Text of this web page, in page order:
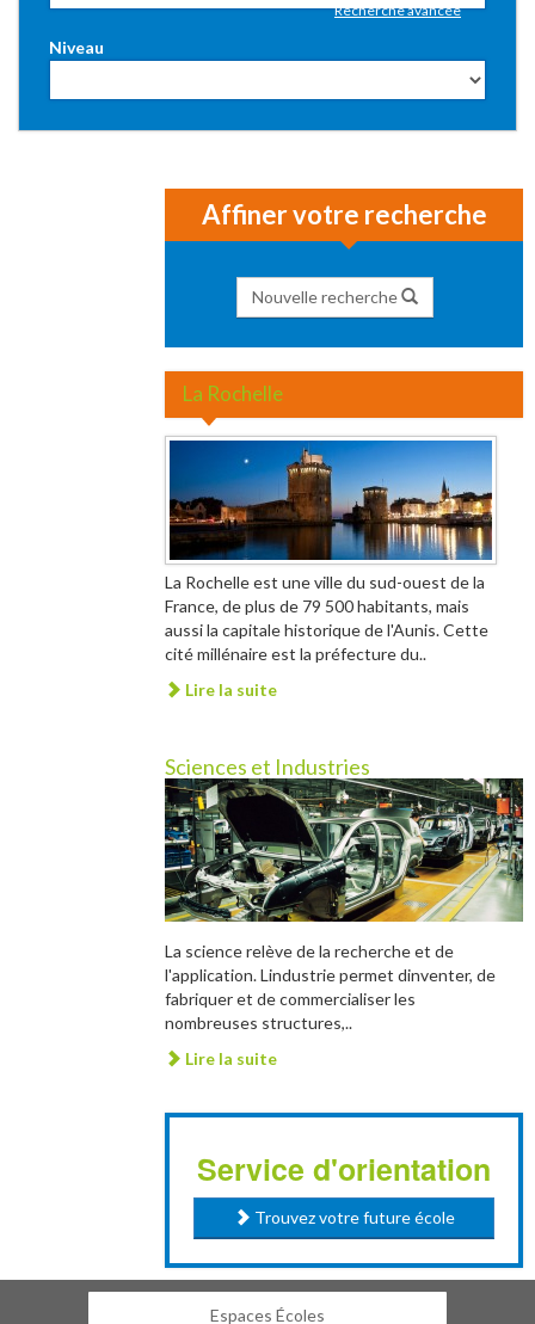
Niveau
Recherche avancée
Affiner votre recherche
Nouvelle recherche
La Rochelle
La Rochelle est une ville du sud-ouest de la
France, de plus de 79 500 habitants, mais
aussi la capitale historique de l'Aunis. Cette
cité millénaire est la préfecture du..
Lire la suite
Sciences et Industries
La science relève de la recherche et de
l'application. Lindustrie permet dinventer, de
fabriquer et de commercialiser les
nombreuses structures,..
Lire la suite
Service d'orientation
Trouvez votre future école
Espaces Écoles